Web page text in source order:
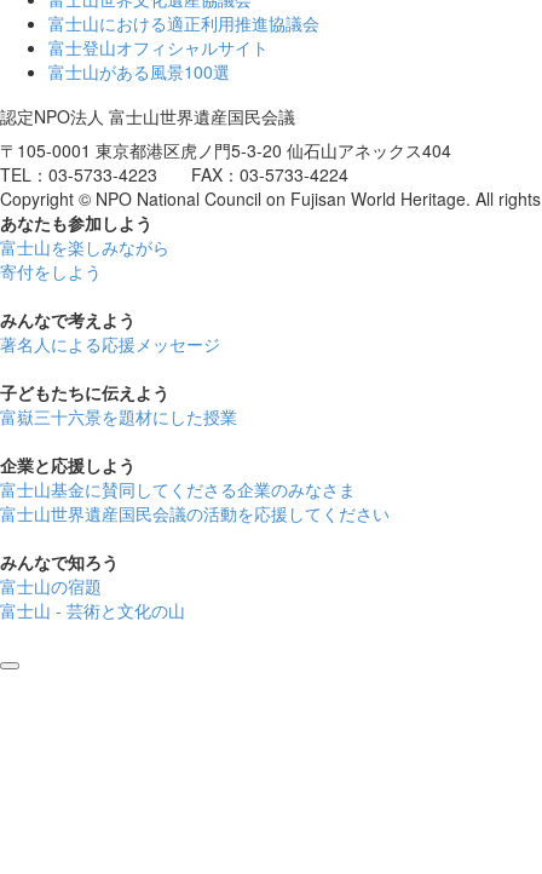
富士山における適正利用推進協議会
富士登山オフィシャルサイト
富士山がある風景100選
認定NPO法人 富士山世界遺産国民会議
〒105-0001 東京都港区虎ノ門5-3-20 仙石山アネックス404
TEL：03-5733-4223 FAX：03-5733-4224
Copyright © NPO National Council on Fujisan World Heritage. All
あなたも参加しよう
富士山を楽しみながら
寄付をしよう
みんなで考えよう
著名人による応援メッセージ
子どもたちに伝えよう
富嶽三十六景を題材にした授業
企業と応援しよう
富士山基金に賛同してくださる企業のみなさま
富士山世界遺産国民会議の活動を応援してください
みんなで知ろう
富士山の宿題
富士山 - 芸術と文化の山